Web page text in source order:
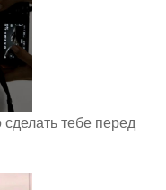
тебе перед